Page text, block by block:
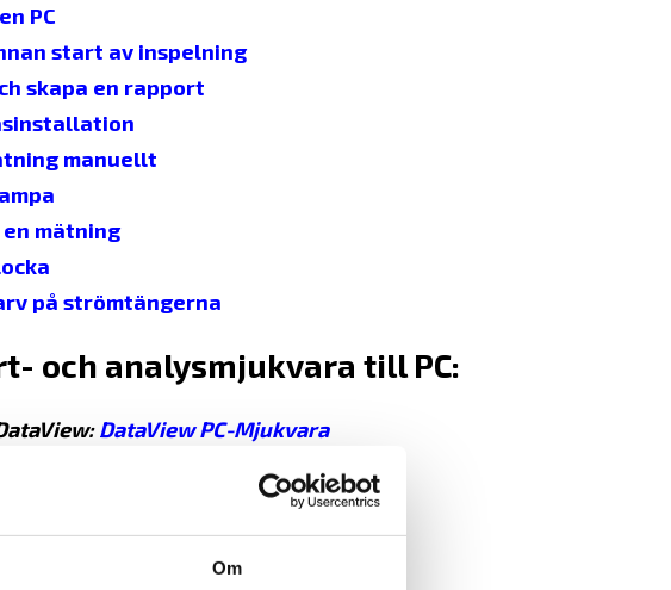
Om
PC
start av inspelning
skapa en rapport
manuellt
mätning
på strömtängerna
och analysmjukvara till PC:
DataView PC-Mjukvara